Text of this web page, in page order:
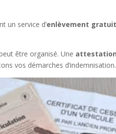
un service d’enlèvement
être organisé. Une
vos démarches d’indemnisation.